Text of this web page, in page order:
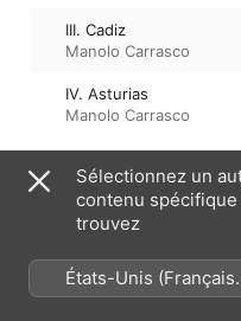
III. Cadiz
Manolo Carrasco
IV. Asturias
Manolo Carrasco
1 janvier 2009
4 morceaux, 19 minutes
Sélectionnez un
contenu
trouvez
États-Unis (Français
France)